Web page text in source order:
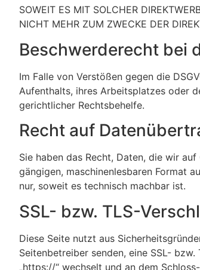
SOWEIT ES MIT SOLCHER
NICHT MEHR ZUM ZWECKE DER
Beschwerde­recht bei
Im Falle von Verstößen gegen die
Aufenthalts, ihres Arbeitsplatzes oder
gerichtlicher Rechtsbehelfe.
Recht auf
Sie haben das Recht, Daten, die wir
gängigen, maschinenlesbaren Format
nur, soweit es technisch machbar ist.
SSL- bzw. TLS-
Diese Seite nutzt aus
Seitenbetreiber senden, eine SSL-
„https://“ wechselt und an dem